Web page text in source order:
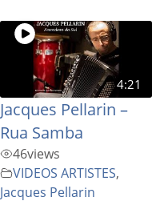
4:21
Jacques Pellarin –
Rua Samba
46views
VIDEOS ARTISTES,
Jacques Pellarin